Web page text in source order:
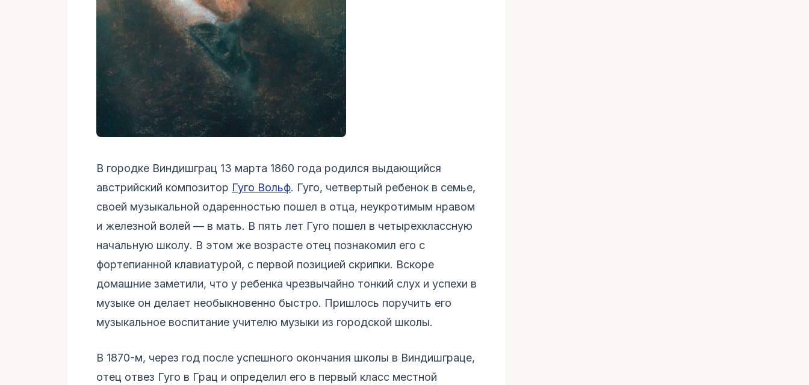
В городке Виндишграц 13 марта 1860 года родился выдающийся
австрийский композитор Гуго Вольф. Гуго, четвертый ребенок в семье,
своей музыкальной одаренностью пошел в отца, неукротимым нравом
и железной волей — в мать. В пять лет Гуго пошел в четырехклассную
начальную школу. В этом же возрасте отец познакомил его с
фортепианной клавиатурой, с первой позицией скрипки. Вскоре
домашние заметили, что у ребенка чрезвычайно тонкий слух и успехи в
музыке он делает необыкновенно быстро. Пришлось поручить его
музыкальное воспитание учителю музыки из городской школы.
В 1870-м, через год после успешного окончания школы в Виндишграце,
отец отвез Гуго в Грац и определил его в первый класс местной